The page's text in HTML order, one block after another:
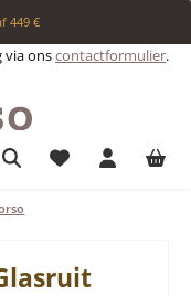
449 €
via onscontactformulier.
Je hebt 0 items